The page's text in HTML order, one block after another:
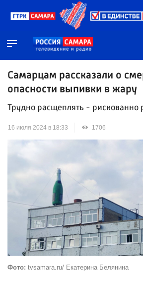
Самарцам рассказали о
опасности выпивки в жару
Трудно расщеплять - рискованно
16 июля 2024 в 18:33 1706
Фото: tvsamara.ru/ Екатерина Белянина